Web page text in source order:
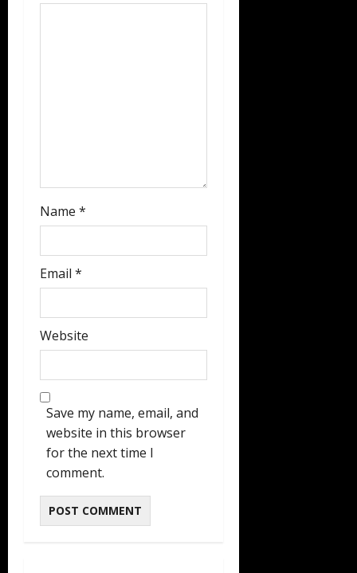
Name *
Email *
Website
Save my name, email, and
website in this browser
for the next time I
comment.